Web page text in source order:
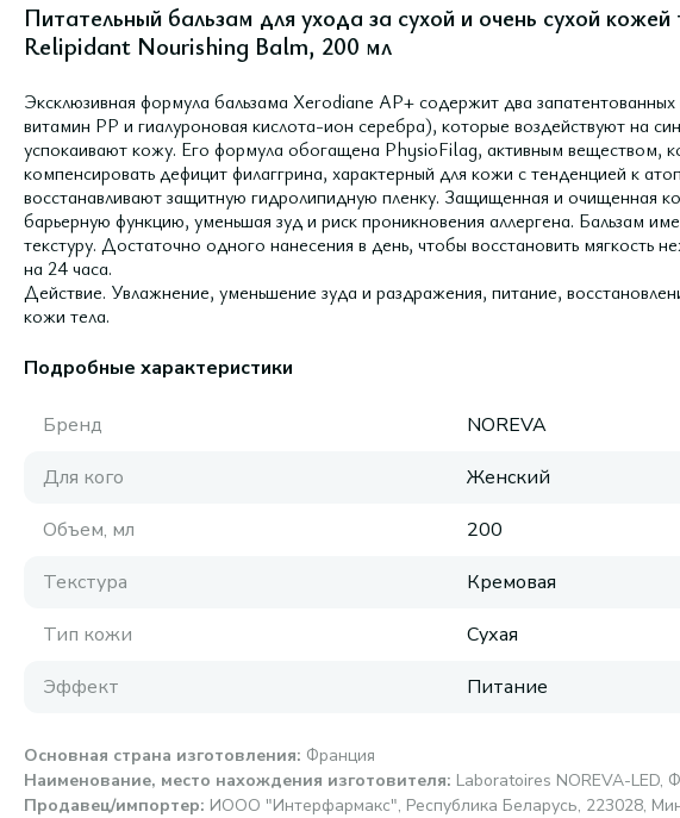
Питательный бальзам для ухода за сухой и очень сухой
Relipidant Nourishing Balm, 200 мл
Эксклюзивная формула бальзама Xerodiane AP+ содержит два
витамин РР и гиалуроновая кислота-ион серебра), которые воздействуют на
успокаивают кожу. Его формула обогащена PhysioFilag, активным веществом,
компенсировать дефицит филаггрина, характерный для кожи с тенденцией к
восстанавливают защитную гидролипидную пленку. Защищенная и очищенная
барьерную функцию, уменьшая зуд и риск проникновения аллергена. Бальзам
текстуру. Достаточно одного нанесения в день, чтобы восстановить мягкость
на 24 часа.
Действие. Увлажнение, уменьшение зуда и раздражения, питание,
кожи тела.
Подробные характеристики
Бренд
NOREVA
Для кого
Женский
Объем, мл
200
Текстура
Кремовая
Тип кожи
Сухая
Эффект
Питание
Основная страна изготовления: Франция
Наименование, место нахождения изготовителя: Laboratoires NOREVA-LED,
Продавец/импортер: ИООО "Интерфармакс", Республика Беларусь, 223028,